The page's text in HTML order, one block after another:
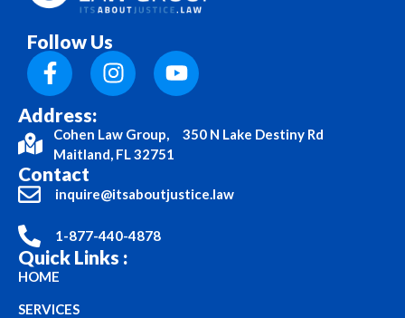
Follow Us
Address:
Cohen Law Group, 350 N Lake Destiny Rd
Maitland, FL 32751
Contact
inquire@itsaboutjustice.law
1-877-440-4878
Quick Links :
HOME
SERVICES